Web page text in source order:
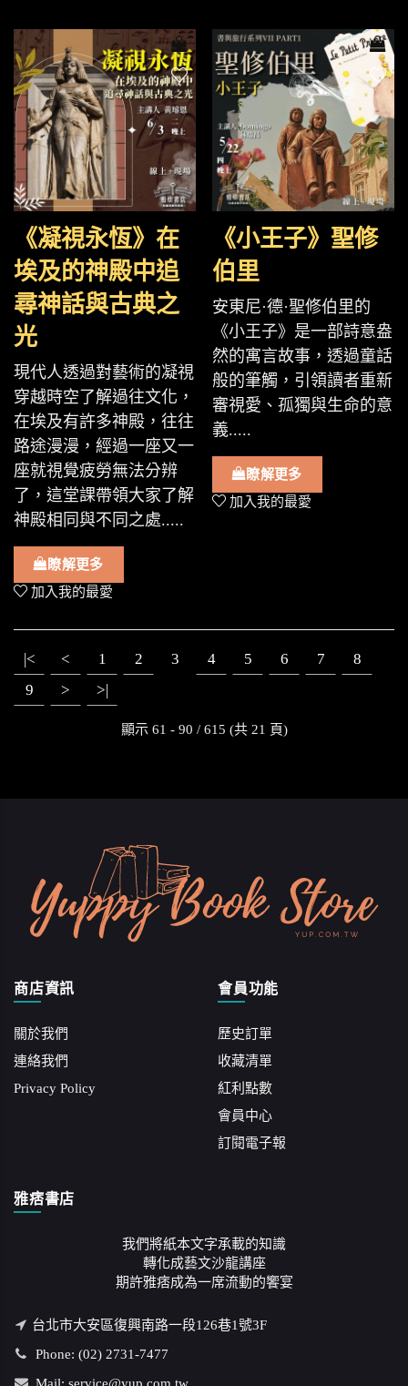
《凝視永恆》在
埃及的神殿中追
尋神話與古典之
光
現代人透過對藝術的凝視
穿越時空了解過往文化，
在埃及有許多神殿，往往
路途漫漫，經過一座又一
座就視覺疲勞無法分辨
了，這堂課帶領大家了解
神殿相同與不同之處.....
瞭解更多
加入我的最愛
《小王子》聖修
伯里
安東尼·德·聖修伯里的
《小王子》是一部詩意盎
然的寓言故事，透過童話
般的筆觸，引領讀者重新
審視愛、孤獨與生命的意
義.....
瞭解更多
加入我的最愛
|< < 1 2 3 4 5 6 7
8
9
> >|
顯示 61 - 90 / 615 (共 21 頁)
商店資訊
關於我們
連絡我們
Privacy Policy
會員功能
歷史訂單
收藏清單
紅利點數
會員中心
訂閱電子報
雅痞書店
我們將紙本文字承載的知識
轉化成藝文沙龍講座
期許雅痞成為一席流動的饗宴
台北市大安區復興南路一段126巷1號3F
Phone: (02) 2731-7477